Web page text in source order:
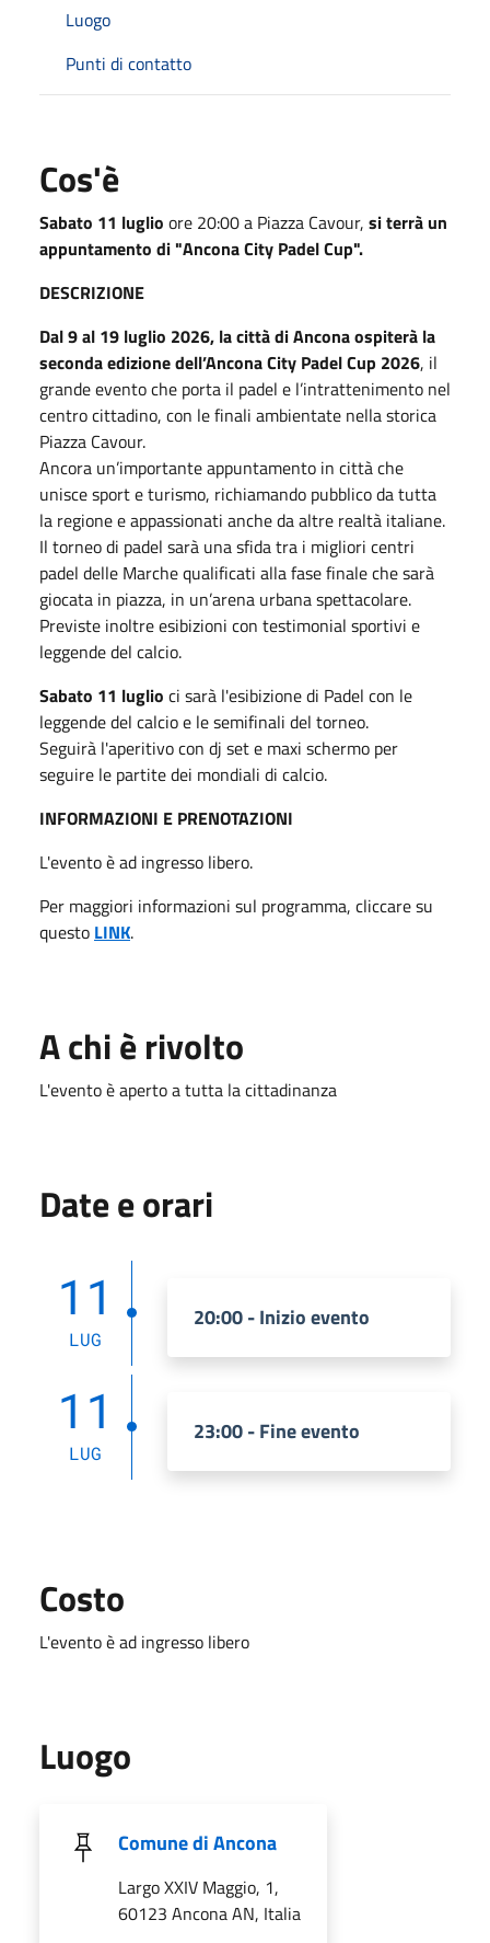
Luogo
Punti di contatto
Cos'è
Sabato 11 luglio ore 20:00 a Piazza Cavour, si terrà un
appuntamento di "Ancona City Padel Cup".
DESCRIZIONE
Dal 9 al 19 luglio 2026, la città di Ancona ospiterà la
seconda edizione dell’Ancona City Padel Cup 2026, il
grande evento che porta il padel e l’intrattenimento nel
centro cittadino, con le finali ambientate nella storica
Piazza Cavour.
Ancora un’importante appuntamento in città che
unisce sport e turismo, richiamando pubblico da tutta
la regione e appassionati anche da altre realtà italiane.
Il torneo di padel sarà una sfida tra i migliori centri
padel delle Marche qualificati alla fase finale che sarà
giocata in piazza, in un’arena urbana spettacolare.
Previste inoltre esibizioni con testimonial sportivi e
leggende del calcio.
Sabato 11 luglio ci sarà l'esibizione di Padel con le
leggende del calcio e le semifinali del torneo.
Seguirà l'aperitivo con dj set e maxi schermo per
seguire le partite dei mondiali di calcio.
INFORMAZIONI E PRENOTAZIONI
L'evento è ad ingresso libero.
Per maggiori informazioni sul programma, cliccare su
questo LINK.
A chi è rivolto
L'evento è aperto a tutta la cittadinanza
Date e orari
11
LUG
20:00 - Inizio evento
11
LUG
23:00 - Fine evento
Costo
L'evento è ad ingresso libero
Luogo
Comune di Ancona
Largo XXIV Maggio, 1,
60123 Ancona AN, Italia